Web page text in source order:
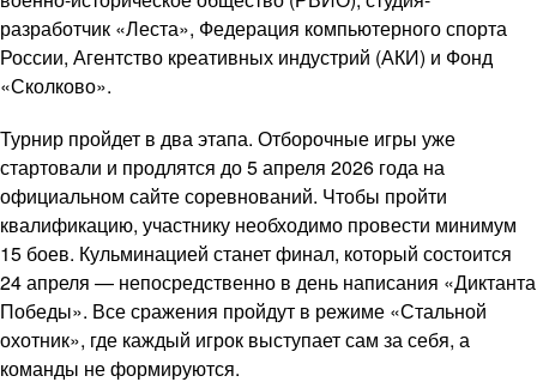
разработчик «Леста», Федерация компьютерного спорта
России, Агентство креативных индустрий (АКИ) и Фонд
«Сколково».
Турнир пройдет в два этапа. Отборочные игры уже
стартовали и продлятся до 5 апреля 2026 года на
официальном сайте соревнований. Чтобы пройти
квалификацию, участнику необходимо провести минимум
15 боев. Кульминацией станет финал, который состоится
24 апреля — непосредственно в день написания «Диктанта
Победы». Все сражения пройдут в режиме «Стальной
охотник», где каждый игрок выступает сам за себя, а
команды не формируются.